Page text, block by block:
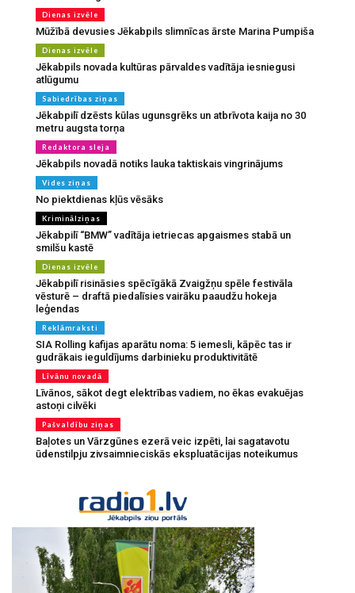
Dienas izvēle
Mūžībā devusies Jēkabpils slimnīcas ārste Marina Pumpiša
Dienas izvēle
Jēkabpils novada kultūras pārvaldes vadītāja iesniegusi
atlūgumu
Sabiedrības ziņas
Jēkabpilī dzēsts kūlas ugunsgrēks un atbrīvota kaija no 30
metru augsta torņa
Redaktora sleja
Jēkabpils novadā notiks lauka taktiskais vingrinājums
Vides ziņas
No piektdienas kļūs vēsāks
Kriminālziņas
Jēkabpilī “BMW” vadītāja ietriecas apgaismes stabā un
smilšu kastē
Dienas izvēle
Jēkabpilī risināsies spēcīgākā Zvaigžņu spēle festivāla
vēsturē – draftā piedalīsies vairāku paaudžu hokeja
leģendas
Reklāmraksti
SIA Rolling kafijas aparātu noma: 5 iemesli, kāpēc tas ir
gudrākais ieguldījums darbinieku produktivitātē
Līvānu novadā
Līvānos, sākot degt elektrības vadiem, no ēkas evakuējas
astoņi cilvēki
Pašvaldību ziņas
Baļotes un Vārzgūnes ezerā veic izpēti, lai sagatavotu
ūdenstilpju zivsaimnieciskās ekspluatācijas noteikumus